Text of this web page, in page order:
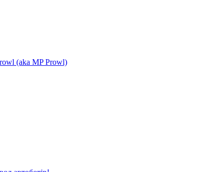
(aka MP Prowl)